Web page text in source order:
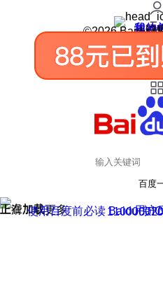
我的
我的
皮肤
用户
设
©2026 Baidu
百度
正在加载
上滑加载更多 用户
使用百度前必读 Baidu 京
京公网安备